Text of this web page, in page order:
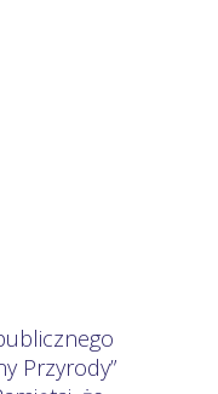
Przyrody”